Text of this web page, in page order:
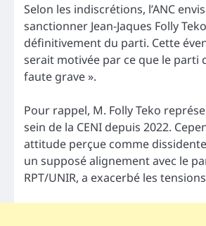
Selon les indiscrétions, l’ANC
sanctionner Jean-Jaques Folly
définitivement du parti. Cette
serait motivée par ce que le parti
faute grave ».
Pour rappel, M. Folly Teko
sein de la CENI depuis 2022.
attitude perçue comme
un supposé alignement avec le
RPT/UNIR, a exacerbé les